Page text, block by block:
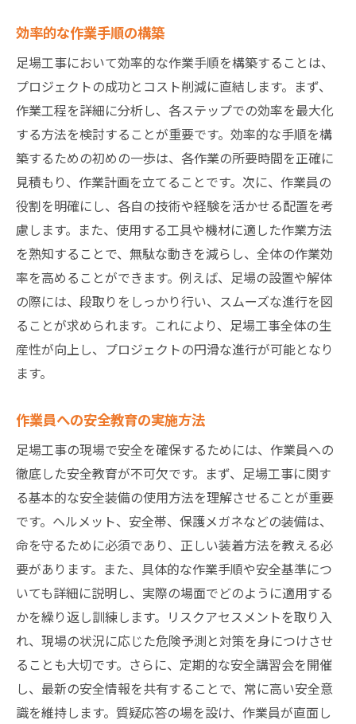
効率的な作業手順の構築
足場工事において効率的な作業手順を構築することは、
プロジェクトの成功とコスト削減に直結します。まず、
作業工程を詳細に分析し、各ステップでの効率を最大化
する方法を検討することが重要です。効率的な手順を構
築するための初めの一歩は、各作業の所要時間を正確に
見積もり、作業計画を立てることです。次に、作業員の
役割を明確にし、各自の技術や経験を活かせる配置を考
慮します。また、使用する工具や機材に適した作業方法
を熟知することで、無駄な動きを減らし、全体の作業効
率を高めることができます。例えば、足場の設置や解体
の際には、段取りをしっかり行い、スムーズな進行を図
ることが求められます。これにより、足場工事全体の生
産性が向上し、プロジェクトの円滑な進行が可能となり
ます。
作業員への安全教育の実施方法
足場工事の現場で安全を確保するためには、作業員への
徹底した安全教育が不可欠です。まず、足場工事に関す
る基本的な安全装備の使用方法を理解させることが重要
です。ヘルメット、安全帯、保護メガネなどの装備は、
命を守るために必須であり、正しい装着方法を教える必
要があります。また、具体的な作業手順や安全基準につ
いても詳細に説明し、実際の場面でどのように適用する
かを繰り返し訓練します。リスクアセスメントを取り入
れ、現場の状況に応じた危険予測と対策を身につけさせ
ることも大切です。さらに、定期的な安全講習会を開催
し、最新の安全情報を共有することで、常に高い安全意
識を維持します。質疑応答の場を設け、作業員が直面し